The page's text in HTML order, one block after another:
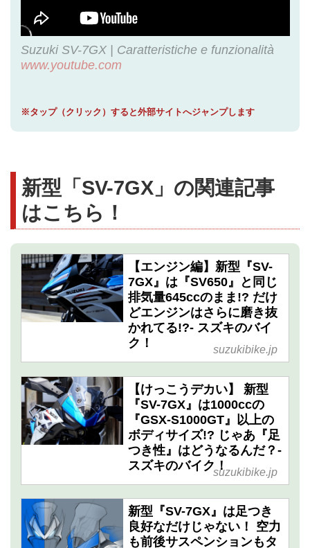
Suzuki SV-7GX | Caratteristiche e funzionalità
www.youtube.com
※タップ（クリック）すると外部サイトへジャンプします
新型「SV-7GX」の関連記事
はこちら！
【エンジン編】新型『SV-
7GX』は『SV650』と同じ
排気量645ccのまま!? だけ
どエンジンはさらに磨き抜
かれてる!?- スズキのバイ
ク！
suzukibike.jp
【けっこうデカい】 新型
『SV-7GX』は1000ccの
『GSX-S1000GT』以上の
ボディサイズ!? じゃあ『足
つき性』はどうなるんだ？-
スズキのバイク！suzukibike.jp
新型『SV-7GX』は足つき
良好なだけじゃない！ 空力
も前後サスペンションもタ